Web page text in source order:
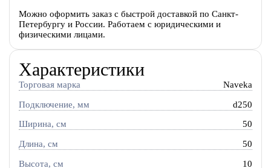
Можно оформить заказ с быстрой доставкой по Санкт-
Петербургу и России. Работаем с юридическими и
физическими лицами.
Характеристики
Торговая марка Naveka
Подключение, мм d250
Ширина, см 50
Длина, см 50
Высота, см 10